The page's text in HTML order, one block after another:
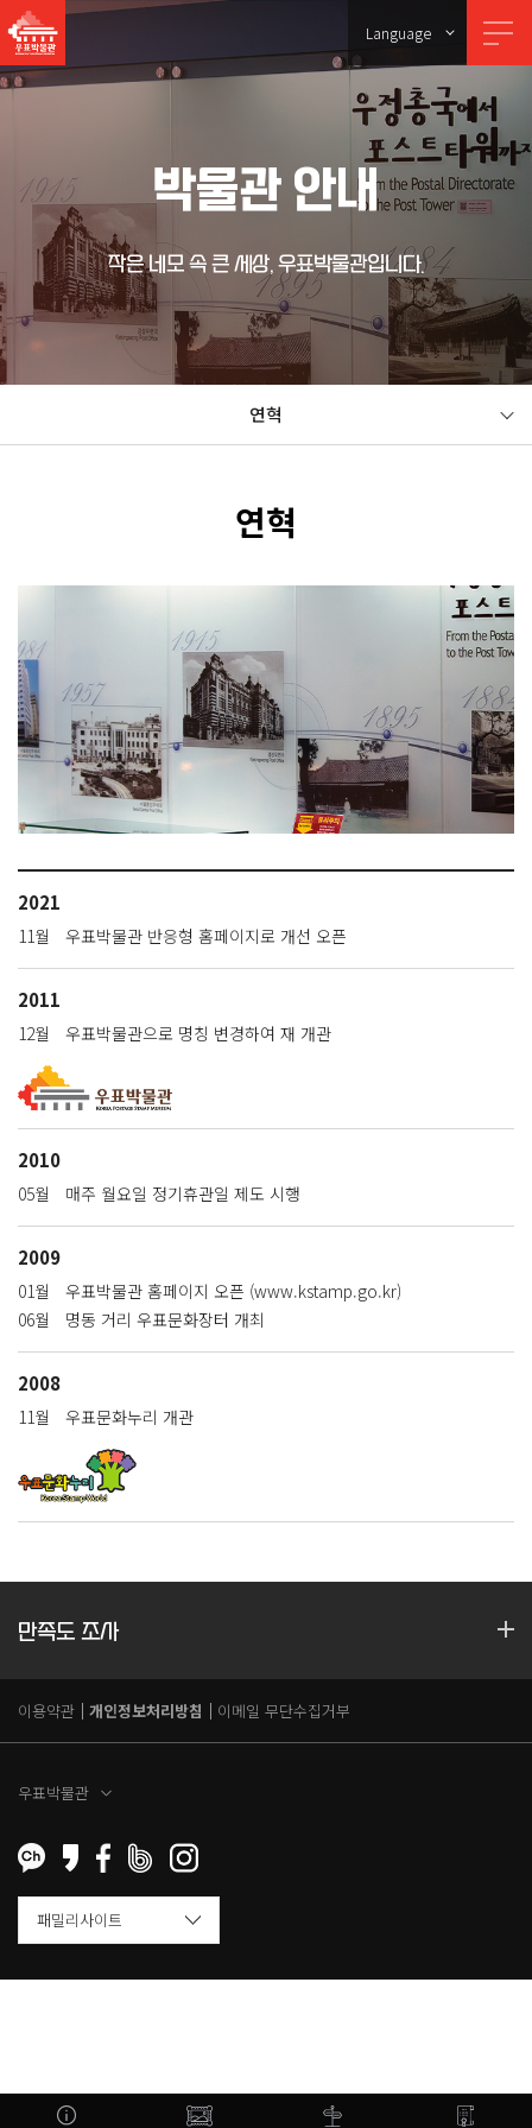
Language
박물관 안내
작은 네모 속 큰 세상, 우표박물관입니다.
연혁
연혁
2021
11월 우표박물관 반응형 홈페이지로 개선 오픈
2011
12월 우표박물관으로 명칭 변경하여 재 개관
2010
05월 매주 월요일 정기휴관일 제도 시행
2009
01월 우표박물관 홈페이지 오픈 (www.kstamp.go.kr)
06월
명동 거리 우표문화장터 개최
2008
11월 우표문화누리 개관
만족도 조사
이용약관 개인정보처리방침 이메일 무단수집거부
우표박물관